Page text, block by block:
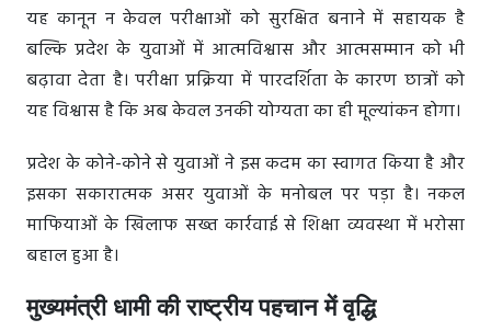
यह कानून न केवल परीक्षाओं को सुरक्षित बनाने में सहायक है
बल्कि प्रदेश के युवाओं में आत्मविश्वास और आत्मसम्मान को भी
बढ़ावा देता है। परीक्षा प्रक्रिया में पारदर्शिता के कारण छात्रों को
यह विश्वास है कि अब केवल उनकी योग्यता का ही मूल्यांकन होगा।
प्रदेश के कोने-कोने से युवाओं ने इस कदम का स्वागत किया है और
इसका सकारात्मक असर युवाओं के मनोबल पर पड़ा है। नकल
माफियाओं के खिलाफ सख्त कार्रवाई से शिक्षा व्यवस्था में भरोसा
बहाल हुआ है।
मुख्यमंत्री धामी की राष्ट्रीय पहचान में वृद्धि